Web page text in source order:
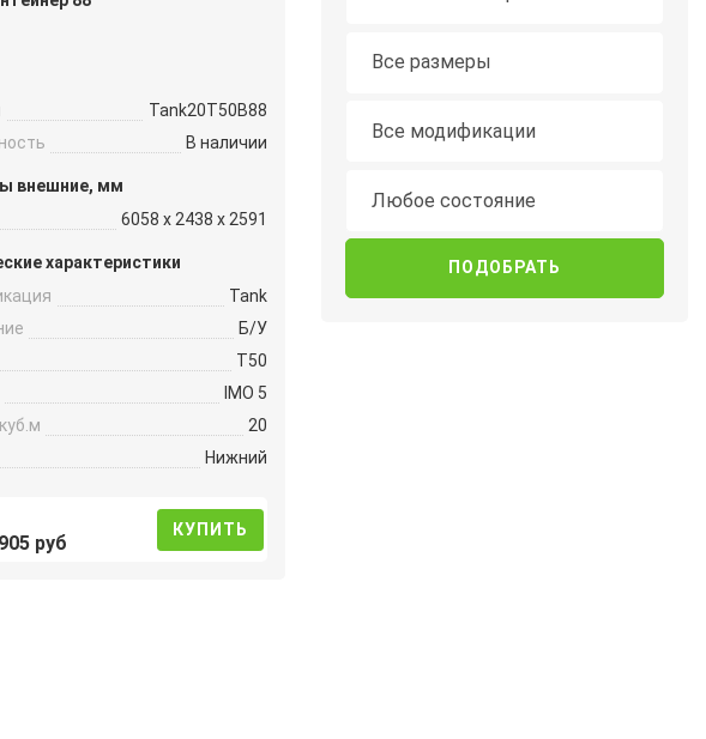
Tank20Т50B88
В наличии
внешние, мм
6058 x 2438 x 2591
характеристики
Tank
Б/У
Т50
IMO 5
20
Нижний
руб
КУПИТЬ
Все размеры
Все модификации
Любое состояние